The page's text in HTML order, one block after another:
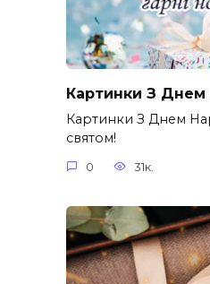
Картинки З
Картинки З Днем
святом!
0 31к.